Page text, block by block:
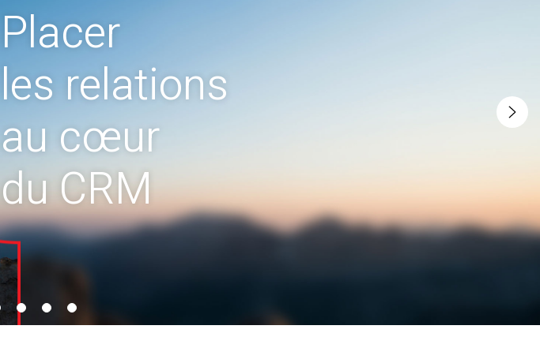
Placer
les relations
au cœur
du CRM